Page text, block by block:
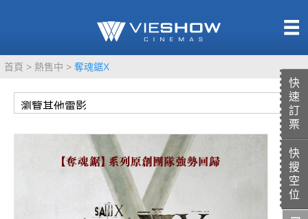
快
速
訂
票
快
搜
空
位
首頁 熱售中 奪魂鋸X
TITAN SCREEN
MUCROWN
影城餐飲
UNICORN